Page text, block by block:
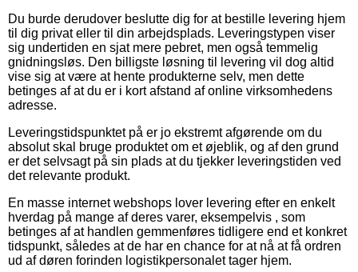
Du burde derudover beslutte dig for at bestille levering hjem
til dig privat eller til din arbejdsplads. Leveringstypen viser
sig undertiden en sjat mere pebret, men også temmelig
gnidningsløs. Den billigste løsning til levering vil dog altid
vise sig at være at hente produkterne selv, men dette
betinges af at du er i kort afstand af online virksomhedens
adresse.
Leveringstidspunktet på er jo ekstremt afgørende om du
absolut skal bruge produktet om et øjeblik, og af den grund
er det selvsagt på sin plads at du tjekker leveringstiden ved
det relevante produkt.
En masse internet webshops lover levering efter en enkelt
hverdag på mange af deres varer, eksempelvis , som
betinges af at handlen gemmenføres tidligere end et konkret
tidspunkt, således at de har en chance for at nå at få ordren
ud af døren forinden logistikpersonalet tager hjem.